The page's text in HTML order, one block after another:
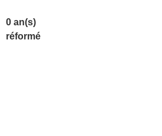
0 an(s)
réformé